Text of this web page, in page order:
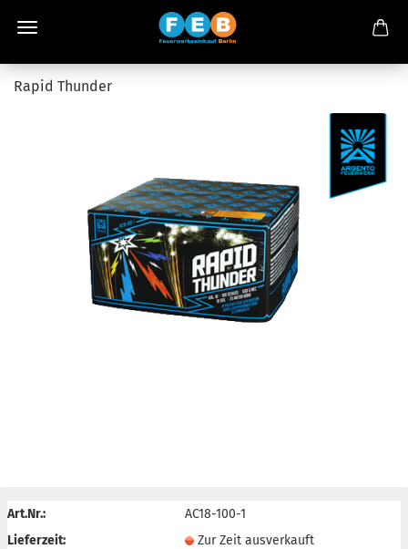
Rapid Thunder
Art.Nr.:
AC18-100-1
Lieferzeit:
Zur Zeit ausverkauft